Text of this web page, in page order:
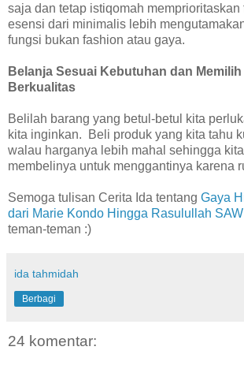
saja dan tetap istiqomah memprioritaskan
esensi dari minimalis lebih
fungsi bukan fashion atau gaya.
Belanja Sesuai Kebutuhan dan
Berkualitas
Belilah barang yang betul-betul kita
kita inginkan. Beli produk yang kita tahu
walau harganya lebih mahal sehingga
membelinya untuk menggantinya karena
Semoga tulisan Cerita Ida tentang Gaya
dari Marie Kondo Hingga Rasulullah SAW
teman-teman :)
ida tahmidah
Berbagi
24 komentar: